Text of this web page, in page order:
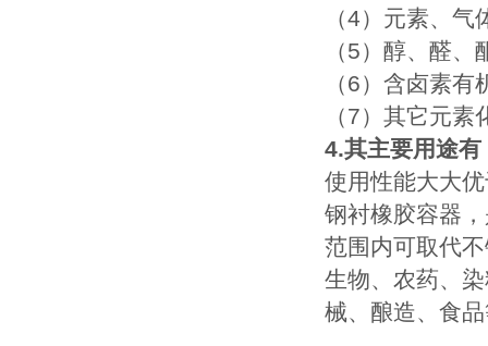
（4）元素、
（5）醇、醛
（6）含卤素
（7）其它元
4.其主要用途有
使用性能大大
钢衬橡胶容器
范围内可取代
生物、农药、
械、酿造、食